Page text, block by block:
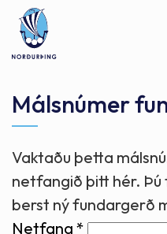
Leita
Málsnúmer
Vaktaðu þetta
netfangið þitt hér.
berst ný fundargerð
Netfang